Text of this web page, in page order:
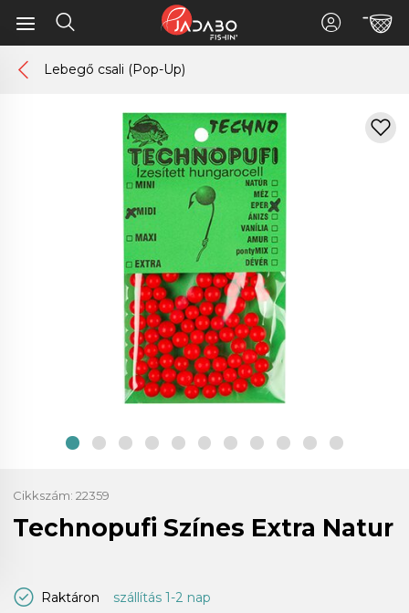
Lebegő csali (Pop-Up)
Cikkszám: 22359
Technopufi Színes Extra Natur
Raktáron szállítás 1-2 nap